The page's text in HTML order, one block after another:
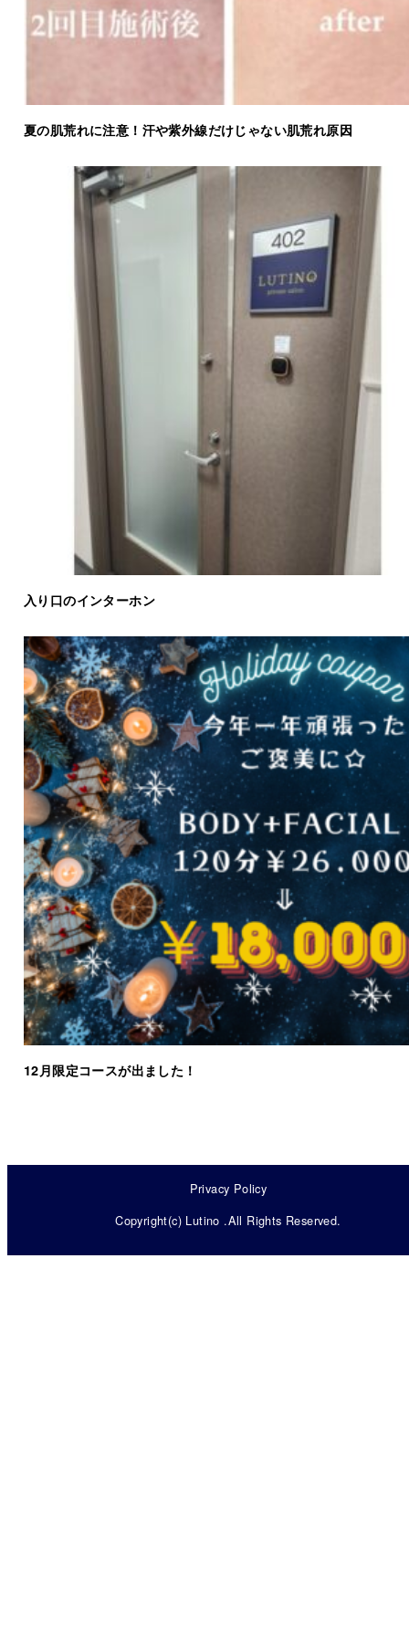
夏の肌荒れに注意！汗や紫外線だけじゃない肌荒れ原因
入り口のインターホン
12月限定コースが出ました！
Privacy Policy
Copyright(c) Lutino .All Rights Reserved.